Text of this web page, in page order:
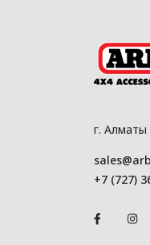
г. Алматы
+7 (727)